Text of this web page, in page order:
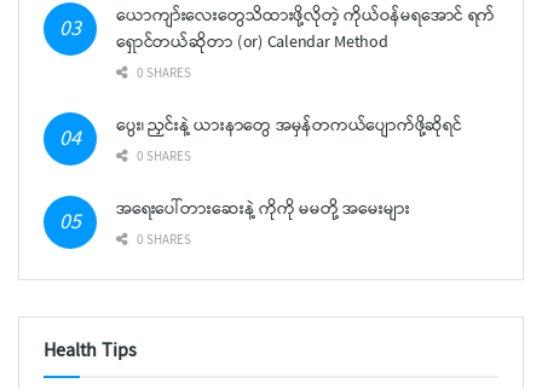
ယောကျာ်းလေးတွေသိထားဖို့လိုတဲ့ ကိုယ်ဝန်မရအောင် ရက်
ရှောင်တယ်ဆိုတာ (or) Calendar Method
0 SHARES
ပွေး၊ ညှင်းနဲ့ ယားနာတွေ အမှန်တကယ်ပျောက်ဖို့ဆိုရင်
0 SHARES
အရေးပေါ်တားဆေးနဲ့ ကိုကို မမတို့ အမေးများ
0 SHARES
Health Tips